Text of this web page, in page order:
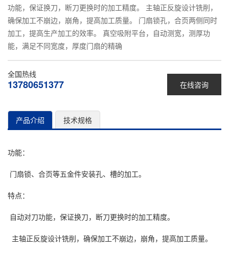
功能，保证换刀，断刀更换时的加工精度。 主轴正反旋设计铣削，
确保加工不崩边，崩角，提高加工质量。 门扇锁孔，合页两侧同时
加工，提高生产加工的效率。 真空吸附平台，自动测宽，测厚功
能，满足不同宽度，厚度门扇的精确
在线咨询
全国热线
13780651377
产品介绍 技术规格
功能：
门扇锁、合页等五金件安装孔、槽的加工。
特点：
自动对刀功能，保证换刀，断刀更换时的加工精度。
主轴正反旋设计铣削，确保加工不崩边，崩角，提高加工质量。